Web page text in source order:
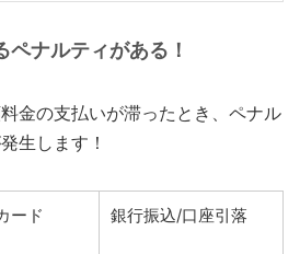
ナルティがある！
金の支払いが滞ったとき、ペナル
生します！
ード 銀行振込/口座引落